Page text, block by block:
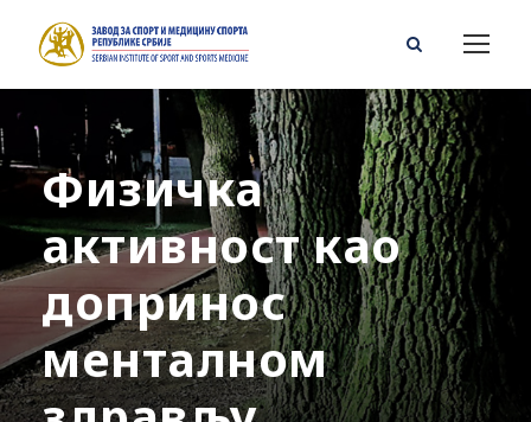
Физичка
активност као
допринос
менталном